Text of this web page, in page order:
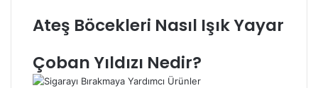
Ateş Böcekleri Nasıl Işık Yayar
Çoban Yıldızı Nedir?